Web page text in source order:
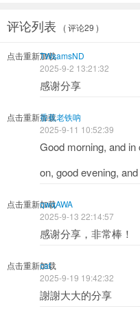
评论列表 ( 评论29 )
点击重新加载TWsamsND
2025-9-2 13:21:32
感谢分享
点击重新加载香蕉老铁呐
2025-9-11 10:52:39
Good morning, and
on, good evening,
点击重新加载qwqAWA
2025-9-13 22:14:57
感谢分享，非常棒！
点击重新加载
cat
2025-9-19 19:42:32
謝謝大大的分享